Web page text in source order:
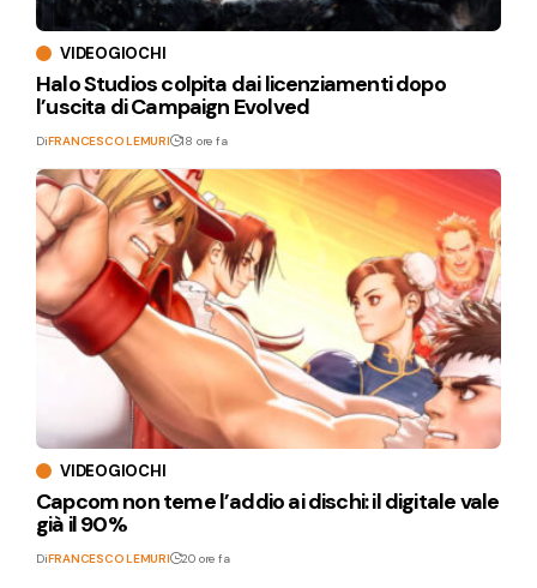
VIDEOGIOCHI
Halo Studios colpita dai licenziamenti dopo
l’uscita di Campaign Evolved
DiFRANCESCO LEMURI 18 ore fa
VIDEOGIOCHI
Capcom non teme l’addio ai dischi: il digitale vale
già il 90%
DiFRANCESCO LEMURI 20 ore fa